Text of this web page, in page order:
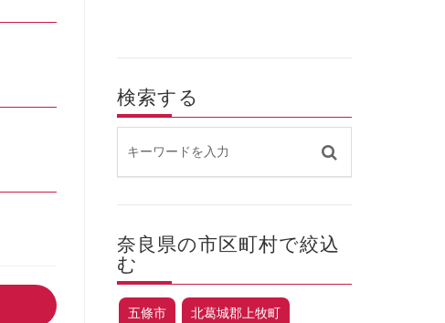
検索する
奈良県の市区町村で絞込
む
五條市 北葛城郡上牧町